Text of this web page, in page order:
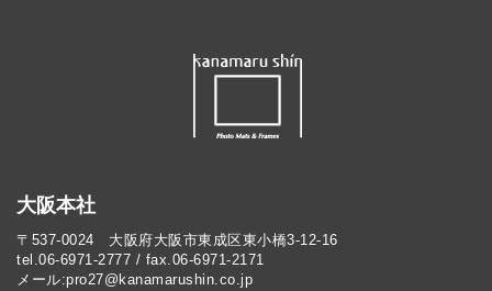
大阪本社
〒537-0024 大阪府大阪市東成区東小橋3-12-16
tel.06-6971-2777 / fax.06-6971-2171
メール:pro27@kanamarushin.co.jp​